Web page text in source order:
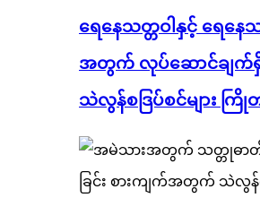
ရေနေသတ္တဝါနှင့် ရေနေသ
အတွက် လုပ်ဆောင်ချက်
သဲလွန်စဒြပ်စင်များ ကြို